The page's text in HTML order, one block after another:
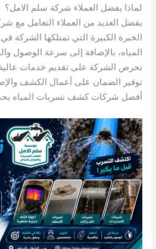
لماذا يفضل العملاء شركة سلم الامل؟
يفضل العديد من العملاء التعامل مع
الخبرة الكبيرة التي تمتلكها
المياه، بالإضافة إلى سرعة الوصول
تحرص الشركة على تقديم خدمات
توفير الضمان على أعمال الكشف
أفضل شركات كشف تسربات المياه